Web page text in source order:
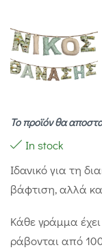
Το προϊόν θα
In stock
Ιδανικό για τη
βάφτιση, αλλά
Κάθε γράμμα
ράβονται από